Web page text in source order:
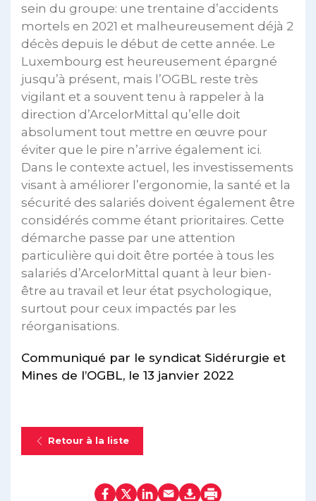
sein du groupe: une trentaine d’accidents
mortels en 2021 et malheureusement déjà 2
décès depuis le début de cette année. Le
Luxembourg est heureusement épargné
jusqu’à présent, mais l’OGBL reste très
vigilant et a souvent tenu à rappeler à la
direction d’ArcelorMittal qu’elle doit
absolument tout mettre en œuvre pour
éviter que le pire n’arrive également ici.
Dans le contexte actuel, les investissements
visant à améliorer l’ergonomie, la santé et la
sécurité des salariés doivent également être
considérés comme étant prioritaires. Cette
démarche passe par une attention
particulière qui doit être portée à tous les
salariés d’ArcelorMittal quant à leur bien-
être au travail et leur état psychologique,
surtout pour ceux impactés par les
réorganisations.
Communiqué par le syndicat Sidérurgie et
Mines de l’OGBL, le 13 janvier 2022
Retour à la liste